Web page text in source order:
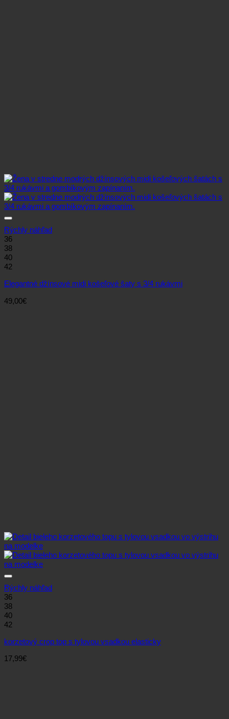
Rýchly náhľad
36
38
40
42
Elegantné džínsové midi košeľové šaty s 3/4 rukávmi
49,00€
Rýchly náhľad
36
38
40
42
korzetový crop top s tylovou vsadkou elasticky
17,99€